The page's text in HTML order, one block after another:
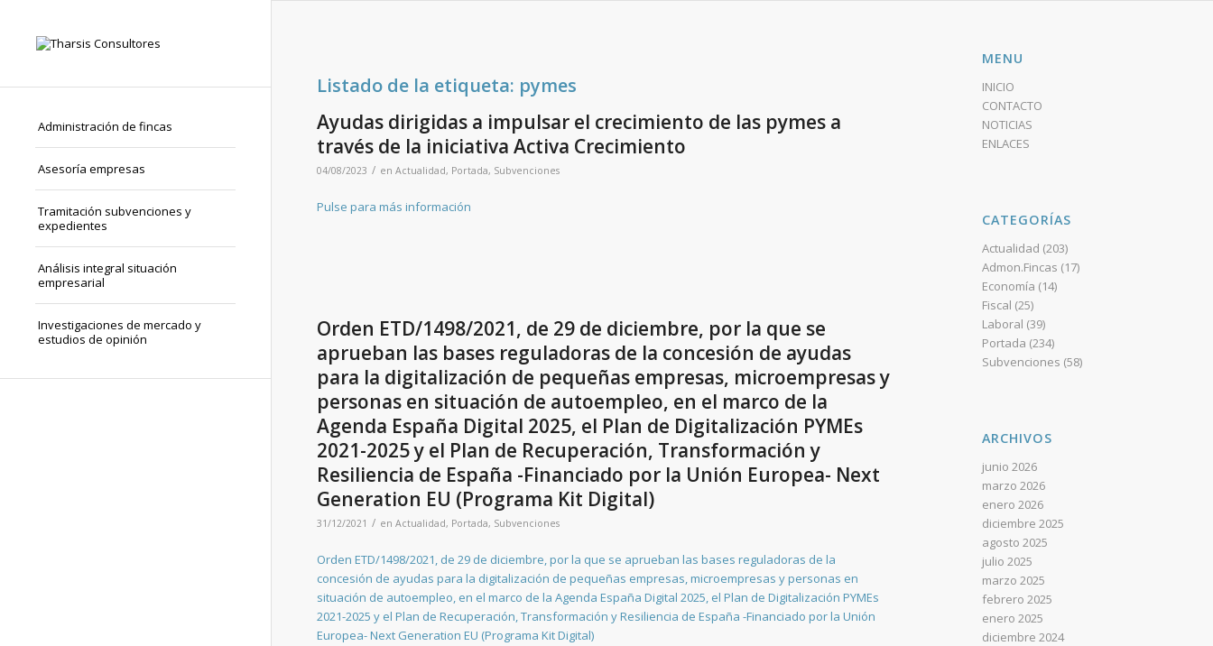
Administración de fincas
Asesoría empresas
Tramitación subvenciones y
expedientes
Análisis integral situación
empresarial
Investigaciones de mercado y
estudios de opinión
Listado de la etiqueta: pymes
Ayudas dirigidas a impulsar el crecimiento de las pymes a
través de la iniciativa Activa Crecimiento
04/08/2023 / en Actualidad, Portada, Subvenciones
Pulse para más información
Orden ETD/1498/2021, de 29 de diciembre, por la que se
aprueban las bases reguladoras de la concesión de ayudas
para la digitalización de pequeñas empresas, microempresas y
personas en situación de autoempleo, en el marco de la
Agenda España Digital 2025, el Plan de Digitalización PYMEs
2021-2025 y el Plan de Recuperación, Transformación y
Resiliencia de España -Financiado por la Unión Europea- Next
Generation EU (Programa Kit Digital)
31/12/2021 / en Actualidad, Portada, Subvenciones
Orden ETD/1498/2021, de 29 de diciembre, por la que se aprueban las bases reguladoras de la
concesión de ayudas para la digitalización de pequeñas empresas, microempresas y personas en
situación de autoempleo, en el marco de la Agenda España Digital 2025, el Plan de Digitalización PYMEs
2021-2025 y el Plan de Recuperación, Transformación y Resiliencia de España -Financiado por la Unión
Europea- Next Generation EU (Programa Kit Digital)
MENU
INICIO
CONTACTO
NOTICIAS
ENLACES
CATEGORÍAS
Actualidad (203)
Admon.Fincas (17)
Economía (14)
Fiscal (25)
Laboral (39)
Portada (234)
Subvenciones (58)
ARCHIVOS
junio 2026
marzo 2026
enero 2026
diciembre 2025
agosto 2025
julio 2025
marzo 2025
febrero 2025
enero 2025
diciembre 2024